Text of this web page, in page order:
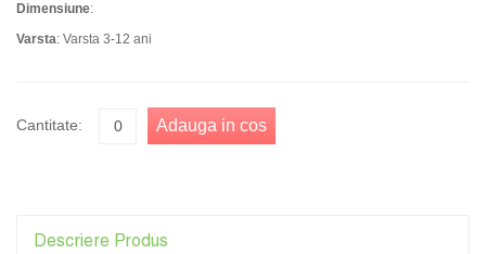
Dimensiune:
Varsta: Varsta 3-12 ani
Cantitate: Adauga in cos
Descriere Produs